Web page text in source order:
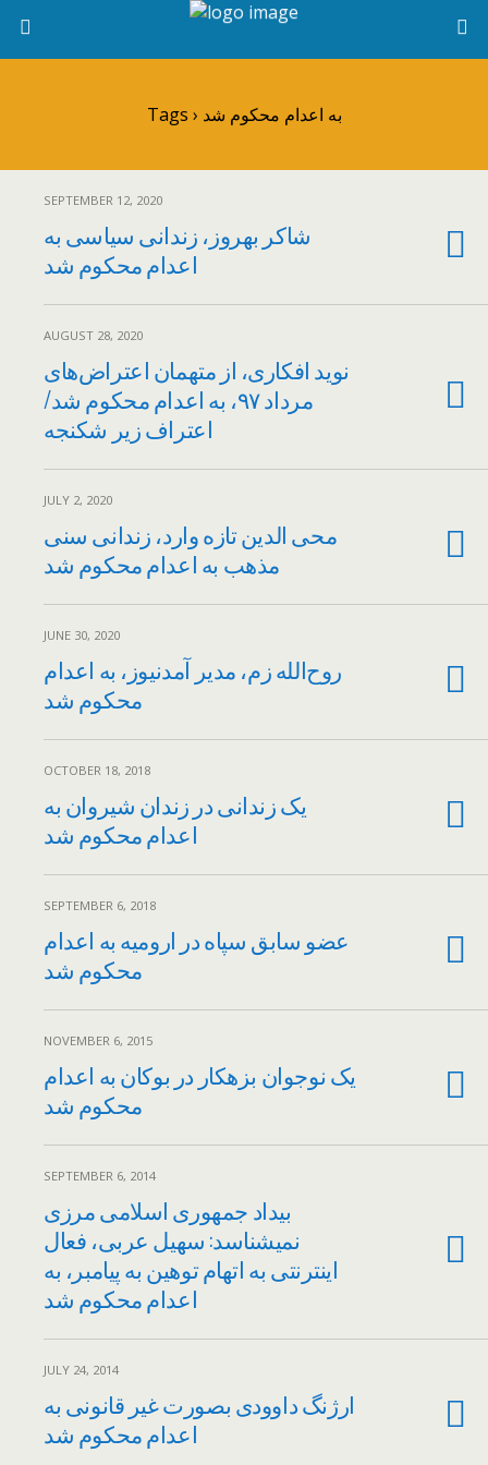
Tags › به اعدام محکوم شد
SEPTEMBER 12, 2020
شاکر بهروز، زندانی سیاسی به
اعدام محکوم شد
AUGUST 28, 2020
نوید افکاری، از متهمان اعتراض‌های
مرداد ۹۷، به اعدام محکوم شد/
اعتراف زیر شکنجه
JULY 2, 2020
محی الدین تازه وارد، زندانی سنی
مذهب به اعدام محکوم شد
JUNE 30, 2020
روح‌الله زم، مدیر آمدنیوز، به اعدام
محکوم شد
OCTOBER 18, 2018
یک زندانی در زندان شیروان به
اعدام محکوم شد
SEPTEMBER 6, 2018
عضو سابق سپاه در ارومیه به اعدام
محکوم شد
NOVEMBER 6, 2015
یک نوجوان بزهکار در بوکان به اعدام
محکوم شد
SEPTEMBER 6, 2014
بیداد جمهوری اسلامی مرزی
نمیشناسد: سهیل عربی، فعال
اینترنتی به اتهام توهین به پیامبر، به
اعدام محکوم شد
JULY 24, 2014
ارژنگ داوودی بصورت غیر قانونی به
اعدام محکوم شد